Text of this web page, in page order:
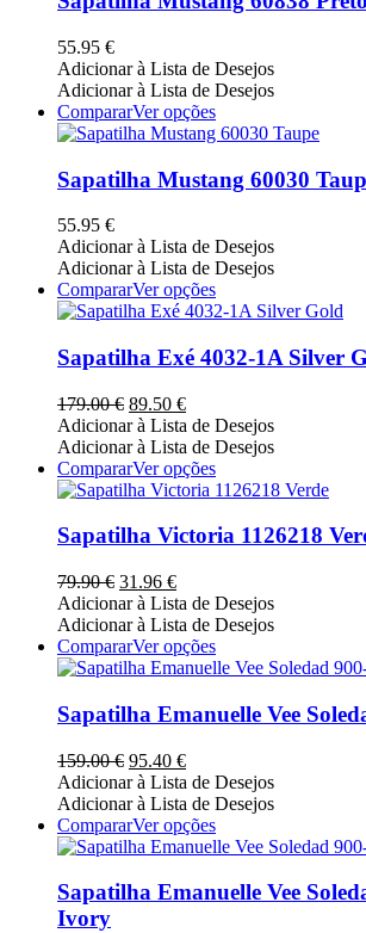
product
variants.
options
may
be
chosen
on
product
55.95 €
Adicionar à Lista de Desejos
Adicionar à Lista de Desejos
CompararVer opçõesThis
product
multiple
variants.
options
may
be
chosen
on
the
product
Sapatilha Mustang 60030
55.95 €
Adicionar à Lista de Desejos
Adicionar à Lista de Desejos
CompararVer opçõesThis
product
multiple
variants.
options
may
be
chosen
on
the
product
Sapatilha Exé 4032-1A Silver
179.00€ O
preço
original
era:
179.00 €.
89.50 €O
preço
atual
é:
89.50 €.
Adicionar à Lista de Desejos
Adicionar à Lista de Desejos
CompararVer opçõesThis
product
multiple
options
may
be
chosen
on
product
Sapatilha Victoria 1126218
79.90€ O
preço
original
era:
79.90 €.
31.96 €O
preço
atual
é:
31.96 €.
Adicionar à Lista de Desejos
Adicionar à Lista de Desejos
CompararVer opçõesThis
product
multiple
variants.
options
may
be
chosen
on
product
Sapatilha Emanuelle Vee
159.00€ O
preço
original
era:
159.00 €.
95.40 €O
preço
atual
é:
95.40 €.
Adicionar à Lista de Desejos
Adicionar à Lista de Desejos
CompararVer opçõesThis
product
multiple
Sapatilha Emanuelle Vee
Ivory